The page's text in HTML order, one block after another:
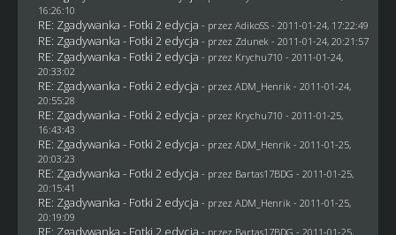
16:26:10
RE: Zgadywanka - Fotki 2 edycja - przez AdikoSS - 2011-01-24, 17:22:49
RE: Zgadywanka - Fotki 2 edycja - przez Zdunek - 2011-01-24, 20:21:57
RE: Zgadywanka - Fotki 2 edycja - przez Krychu710 - 2011-01-24,
20:33:02
RE: Zgadywanka - Fotki 2 edycja - przez ADM_Henrik - 2011-01-24,
20:55:28
RE: Zgadywanka - Fotki 2 edycja - przez Krychu710 - 2011-01-25,
16:43:43
RE: Zgadywanka - Fotki 2 edycja - przez ADM_Henrik - 2011-01-25,
20:03:23
RE: Zgadywanka - Fotki 2 edycja - przez Bartas17BDG - 2011-01-25,
20:15:41
RE: Zgadywanka - Fotki 2 edycja - przez ADM_Henrik - 2011-01-25,
20:19:09
RE: Zgadywanka - Fotki 2 edycja - przez Bartas17BDG - 2011-01-25,